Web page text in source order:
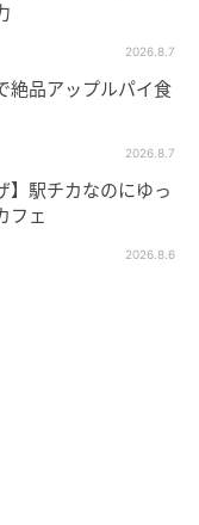
本殿でおまいり
を思い浮かべな
2026.8.7
絶品アップルパイ食
2026.8.7
】駅チカなのにゆっ
フェ
2026.8.6